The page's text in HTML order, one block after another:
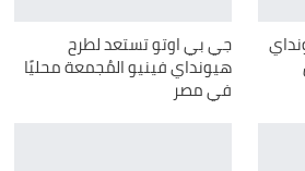
جي بي اوتو تستعد لطرح
هيونداي فينيو المُجمعة محليًا
في مصر